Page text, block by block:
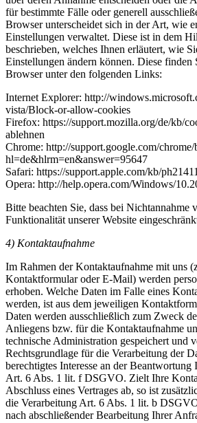
für bestimmte Fälle oder generell
Browser unterscheidet sich in der Art, wie
Einstellungen verwaltet. Diese ist in dem
beschrieben, welches Ihnen erläutert, wie
Einstellungen ändern können. Diese
Browser unter den folgenden Links:
Internet Explorer: http://
vista/Block-or-allow-cookies
Firefox: https://support.mozilla.org/de/kb/
ablehnen
Chrome: http://support.google.com/
hl=de&hlrm=en&answer=95647
Safari: https://support.apple.com/kb/
Opera: http://help.opera.com/Windows/
Bitte beachten Sie, dass bei Nichtannahme
Funktionalität unserer Website
4) Kontaktaufnahme
Im Rahmen der Kontaktaufnahme mit uns
Kontaktformular oder E-Mail) werden
erhoben. Welche Daten im Falle eines
werden, ist aus dem jeweiligen
Daten werden ausschließlich zum Zweck
Anliegens bzw. für die Kontaktaufnahme
technische Administration gespeichert und
Rechtsgrundlage für die Verarbeitung der
berechtigtes Interesse an der Beantwortung
Art. 6 Abs. 1 lit. f DSGVO. Zielt Ihre
Abschluss eines Vertrages ab, so ist
die Verarbeitung Art. 6 Abs. 1 lit. b
nach abschließender Bearbeitung Ihrer